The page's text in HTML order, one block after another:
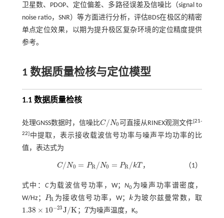
卫星数、PDOP、定位偏差、多路径误差及信噪比（signal to
noise ratio，SNR）等方面进行分析，评估BDS在极区的精密
单点定位效果，以期为提升极区复杂环境的定位精度提供
参考。
1 数据质量检核与定位模型
1.1 数据质量检核
处理GNSS数据时，信噪比C/N0
C/N0 可直接从RINEX观测文件[21-
22]中提取，表示接收载波信号功率与噪声平均功率的比
值，表达式为
C/N0 = PR /N0 = PR /kT
C/N0=P R/ N0=PR/k T ， （1）
式中：C为载波信号功率，W；N0 为噪声功率谱密度，
W/Hz； PR
PR 为接收信号功率，W；k
k 为玻尔兹曼常数，取
1.38 × 10−23J/K
1.38× 10 -23 /K ； T
T 为噪声温度，K。